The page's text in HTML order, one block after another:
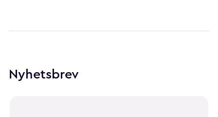
Nyhetsbrev